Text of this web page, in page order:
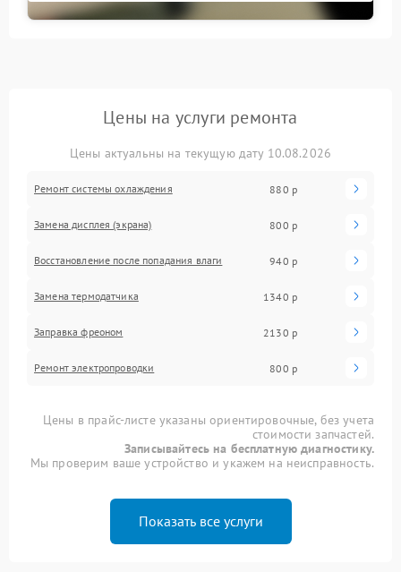
Цены на услуги ремонта
Цены актуальны на текущую дату 10.08.2026
Ремонт системы охлаждения 880 р
Замена дисплея (экрана) 800 р
Восстановление после попадания влаги 940 р
Замена термодатчика 1340 р
Заправка фреоном 2130 р
Ремонт электропроводки 800 р
Цены в прайс-листе указаны ориентировочные, без учета
стоимости запчастей.
Записывайтесь на бесплатную диагностику.
Мы проверим ваше устройство и укажем на неисправность.
Показать все услуги